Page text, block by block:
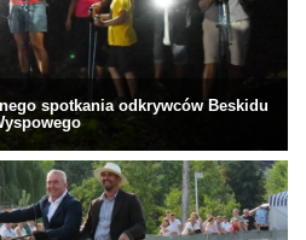
spotkania odkrywców Beskidu